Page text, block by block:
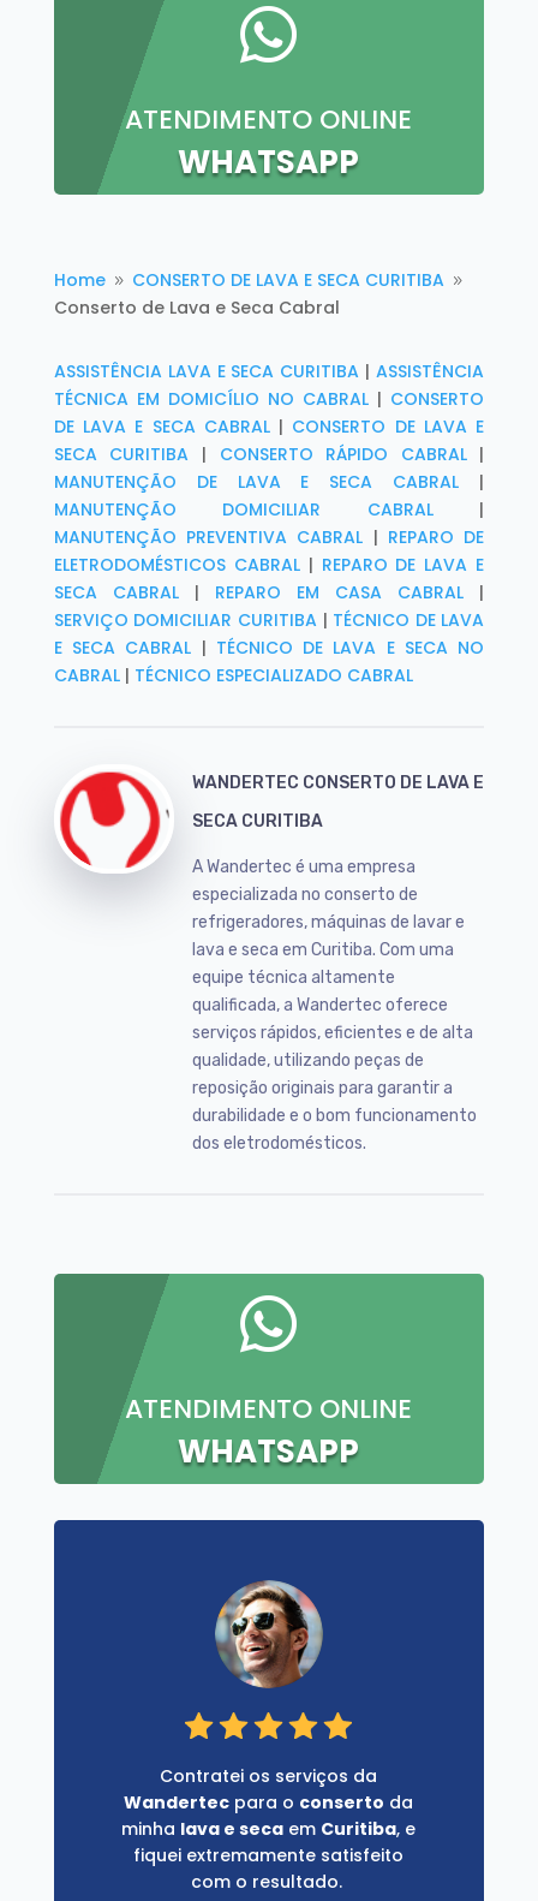

ATENDIMENTO ONLINE
WHATSAPP
Home 9 CONSERTO DE LAVA E SECA CURITIBA 9
Conserto de Lava e Seca Cabral
ASSISTÊNCIA LAVA E SECA CURITIBA |ASSISTÊNCIA
TÉCNICA EM DOMICÍLIO NO CABRAL | CONSERTO
DE LAVA E SECA CABRAL| CONSERTO DE LAVA E
SECA CURITIBA | CONSERTO RÁPIDO CABRAL|
MANUTENÇÃO DE LAVA E SECA CABRAL |
MANUTENÇÃO DOMICILIAR CABRAL|
MANUTENÇÃO PREVENTIVA CABRAL | REPARO DE
ELETRODOMÉSTICOS CABRAL| REPARO DE LAVA E
SECA CABRAL| REPARO EM CASA CABRAL |
SERVIÇO DOMICILIAR CURITIBA| TÉCNICO DE LAVA
E SECA CABRAL | TÉCNICO DE LAVA E SECA NO
CABRAL| TÉCNICO ESPECIALIZADO CABRAL
WANDERTEC CONSERTO DE LAVA E
SECA CURITIBA
A Wandertec é uma empresa
especializada no conserto de
refrigeradores, máquinas de lavar e
lava e seca em Curitiba. Com uma
equipe técnica altamente
qualificada, a Wandertec oferece
serviços rápidos, eficientes e de alta
qualidade, utilizando peças de
reposição originais para garantir a
durabilidade e o bom funcionamento
dos eletrodomésticos.

ATENDIMENTO ONLINE
WHATSAPP
Contratei os serviços da
Wandertec para o conserto da
minha lava e seca em Curitiba, e
fiquei extremamente satisfeito
com o resultado.